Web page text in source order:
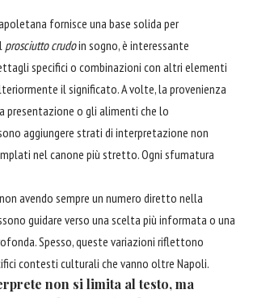
fornisce una base solida per
prosciutto crudoin sogno, è interessante
specifici o combinazioni con altri elementi
il significato. A volte, la provenienza
presentazione o gli alimenti che lo
aggiungere strati di interpretazione non
nel canone più stretto. Ogni sfumatura
avendo sempre un numero diretto nella
guidare verso una scelta più informata o una
Spesso, queste variazioni riflettono
contesti culturali che vanno oltre Napoli.
non si limita al testo, ma